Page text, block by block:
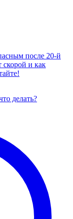
после 20-й
скорой и как